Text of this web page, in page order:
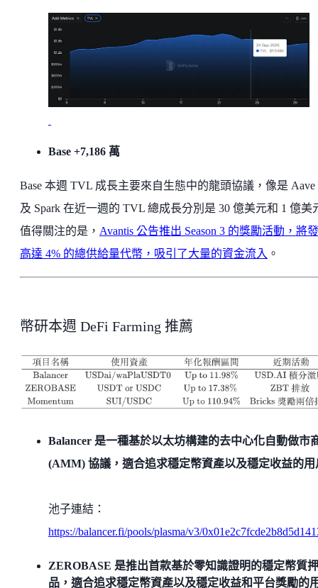
Base +7,186 萬
Base 本週 TVL 成長主要來自生態中的龍頭協議，像是 Aave
及 Spark 在近一週的 TVL 總成長分別是 30 億美元和 1 億美
值得關注的是， Avantis 公告推出 Season 3 的獎勵活動，將
高達 4% 的總供給量代幣，吸引了大量的資金流入 。
幣研本週 DeFi Farming 推薦
Balancer 是一種基於以太坊構建的去中心化自動做市
(AMM) 協議，適合追求穩定幣資產以及穩定收益的用
池子連結：
https://balancer.fi/pools/plasma/v3/
ZEROBASE 是推出首款基於零知識證明的穩定幣質
品，適合追求穩定幣資產以及穩定收益和平台獎勵的